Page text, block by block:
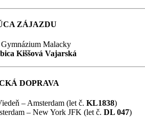
ZÁJAZDU
Gymnázium Malacky
Kiššová Vajarská
DOPRAVA
– Amsterdam (let č. KL1838)
– New York JFK (let č. DL 047)